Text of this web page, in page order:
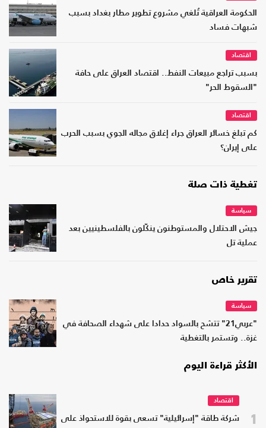
الحكومة العراقية تُلغي مشروع تطوير مطار بغداد بسبب
شبهات فساد
اقتصاد
بسبب تراجع مبيعات النفط.. اقتصاد العراق على حافة
"السقوط الحر"
اقتصاد
كم تبلغ خسائر العراق جراء إغلاق مجاله الجوي بسبب الحرب
على إيران؟
تغطية ذات صلة
سياسة
جيش الاحتلال والمستوطنون ينكّلون بالفلسطينيين بعد
عملية تل
تقرير خاص
سياسة
"عربي21" تتشح بالسواد حدادا على شهداء الصحافة في
غزة.. وتستمر بالتغطية
الأكثر قراءة اليوم
1
اقتصاد
شركة طاقة "إسرائيلية" تسعى بقوة للاستحواذ على